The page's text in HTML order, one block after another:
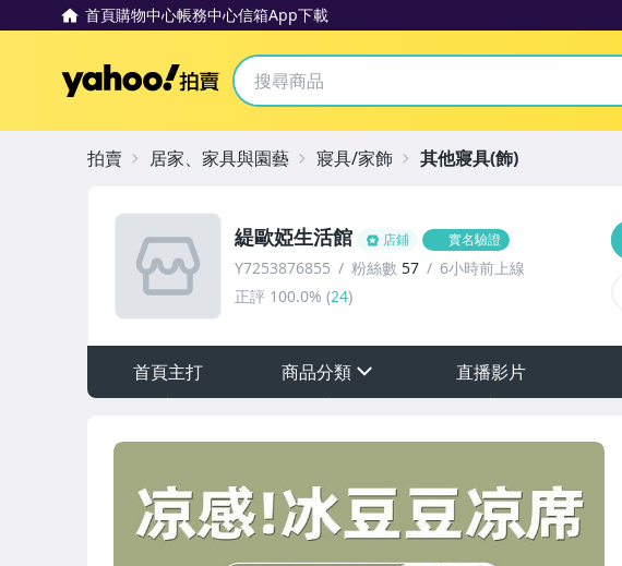
首頁購物中心帳務中心信箱App下載
Yahoo拍賣
緹歐婭生活館 店鋪 實名驗證
Y7253876855 粉絲數 57
6小時前上線
正評 100.0% (24)
首頁主打 商品分類 直播影片
拍賣 居家、家具與園藝 寢具/家飾 其他寢具(飾)